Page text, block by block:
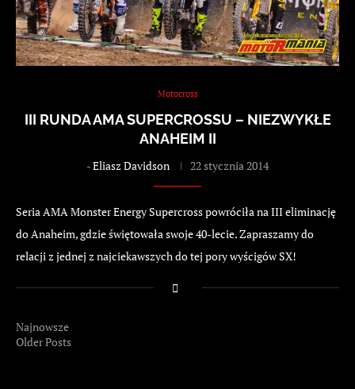
Motocross
III RUNDA AMA SUPERCROSSU – NIEZWYKŁE
ANAHEIM II
-Eliasz Davidson 22 stycznia 2014
Seria AMA Monster Energy Supercross powróciła na III eliminację
do Anaheim, gdzie świętowała swoje 40-lecie. Zapraszamy do
relacji z jednej z najciekawszych do tej pory wyścigów SX!
Najnowsze
Older Posts